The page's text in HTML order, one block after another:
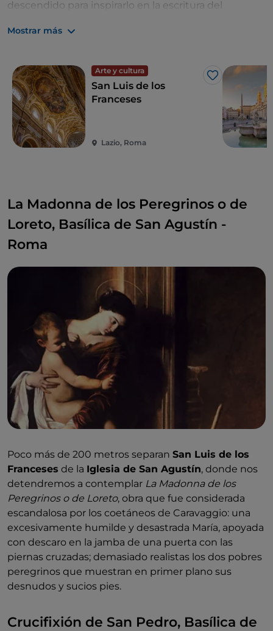
descendido para inspirarlo en la escritura del
del Martirio en el último cuadro del ciclo.
Mostrar más
Arte y cultura
Me gusta
San Luis de los
Franceses
Lazio, Roma
La Madonna de los Peregrinos o de
Loreto, Basílica de San Agustín -
Roma
Poco más de 200 metros separan San Luis de los
Franceses de la Iglesia de San Agustín, donde nos
detendremos a contemplar La Madonna de los
Peregrinos o de Loreto, obra que fue considerada
escandalosa por los coetáneos de Caravaggio: una
excesivamente humilde y desastrada María, apoyada
con descaro en la jamba de una puerta con las
piernas cruzadas; demasiado realistas los dos pobres
peregrinos que muestran en primer plano sus
desnudos y sucios pies.
Crucifixión de San Pedro, Basílica de